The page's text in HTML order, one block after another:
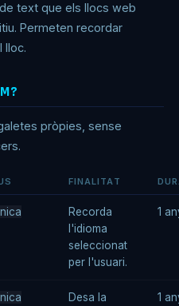
text que els llocs web
Permeten recordar
lloc.
pròpies, sense
FINALITAT
Recorda
l'idioma
seleccionat
per l'usuari.
1
Desa la
1